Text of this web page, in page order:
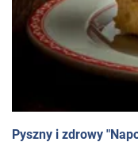
Pyszny i zdrowy